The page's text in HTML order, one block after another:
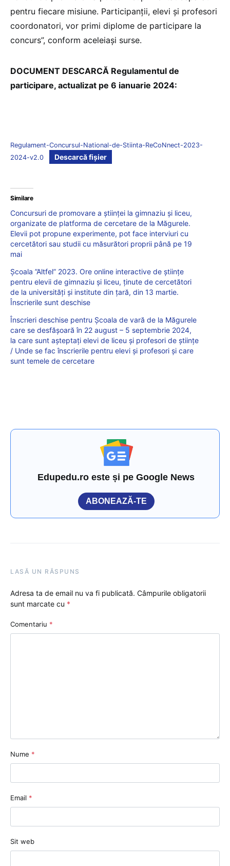
pentru fiecare misiune. Participanții, elevi și profesori
coordonatori, vor primi diplome de participare la
concurs”, conform aceleiași surse.
DOCUMENT DESCARCĂ Regulamentul de
participare, actualizat pe 6 ianuarie 2024:
Regulament-Concursul-National-de-Stiinta-ReCoNnect-2023-
2024-v2.0
Descarcă fișier
Similare
Concursuri de promovare a științei la gimnaziu și liceu,
organizate de platforma de cercetare de la Măgurele.
Elevii pot propune experimente, pot face interviuri cu
cercetători sau studii cu măsurători proprii până pe 19
mai
Școala ”Altfel” 2023. Ore online interactive de științe
pentru elevii de gimnaziu și liceu, ținute de cercetători
de la universități și institute din țară, din 13 martie.
Înscrierile sunt deschise
Înscrieri deschise pentru Școala de vară de la Măgurele
care se desfășoară în 22 august – 5 septembrie 2024,
la care sunt așteptați elevi de liceu și profesori de științe
/ Unde se fac înscrierile pentru elevi și profesori și care
sunt temele de cercetare
Edupedu.ro este și pe Google News
ABONEAZĂ-TE
LASĂ UN RĂSPUNS
Adresa ta de email nu va fi publicată. Câmpurile obligatorii
sunt marcate cu *
Comentariu *
Nume *
Email *
Sit web